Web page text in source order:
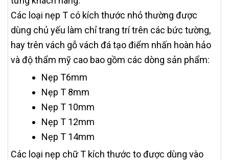
Các loại nẹp T có kích thước nhỏ thường được
dùng chủ yếu làm chỉ trang trí trên các bức tường,
hay trên vách gỗ vách đá tạo điểm nhấn hoàn hảo
và độ thẩm mỹ cao bao gồm các dòng sản phẩm:
Nẹp T6mm
Nẹp T 8mm
Nẹp T 10mm
Nẹp T 12mm
Nẹp T 14mm
Các loại nẹp chữ T kích thước to được dùng vào